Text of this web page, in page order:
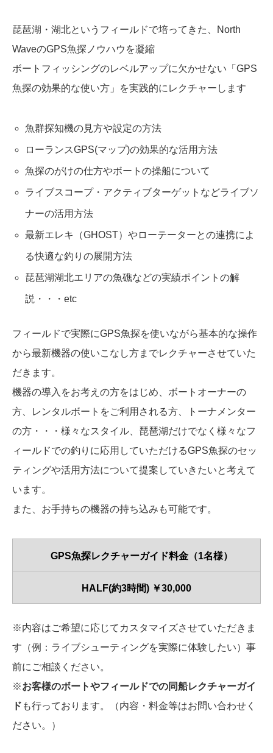
琵琶湖・湖北というフィールドで培ってきた、North
WaveのGPS魚探ノウハウを凝縮
ボートフィッシングのレベルアップに欠かせない「GPS
魚探の効果的な使い方」を実践的にレクチャーします
魚群探知機の見方や設定の方法
ローランスGPS(マップ)の効果的な活用方法
魚探のがけの仕方やボートの操船について
ライブスコープ・アクティブターゲットなどライブソ
ナーの活用方法
最新エレキ（GHOST）やローテーターとの連携によ
る快適な釣りの展開方法
琵琶湖湖北エリアの魚礁などの実績ポイントの解
説・・・etc
フィールドで実際にGPS魚探を使いながら基本的な操作
から最新機器の使いこなし方までレクチャーさせていた
だきます。
機器の導入をお考えの方をはじめ、ボートオーナーの
方、レンタルボートをご利用される方、トーナメンター
の方・・・様々なスタイル、琵琶湖だけでなく様々なフ
ィールドでの釣りに応用していただけるGPS魚探のセッ
ティングや活用方法について提案していきたいと考えて
います。
また、お手持ちの機器の持ち込みも可能です。
GPS魚探レクチャーガイド料金（1名様）
HALF(約3時間) ￥30,000
※内容はご希望に応じてカスタマイズさせていただきま
す（例：ライブシューティングを実際に体験したい）事
前にご相談ください。
※お客様のボートやフィールドでの同船レクチャーガイ
ド も行っております。（内容・料金等はお問い合わせく
ださい。）